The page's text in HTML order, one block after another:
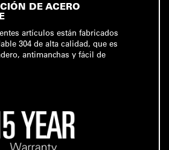
DE ACERO
artículos están fabricados
304 de alta calidad, que es
antimanchas y fácil de